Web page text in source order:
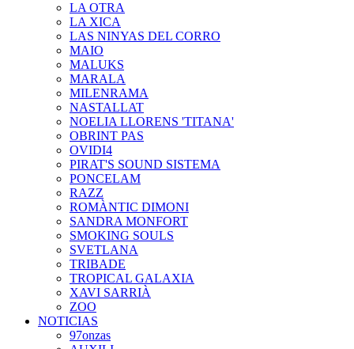
LA OTRA
LA XICA
LAS NINYAS DEL CORRO
MAIO
MALUKS
MARALA
MILENRAMA
NASTALLAT
NOELIA LLORENS 'TITANA'
OBRINT PAS
OVIDI4
PIRAT'S SOUND SISTEMA
PONCELAM
RAZZ
ROMÀNTIC DIMONI
SANDRA MONFORT
SMOKING SOULS
SVETLANA
TRIBADE
TROPICAL GALAXIA
XAVI SARRIÀ
ZOO
NOTICIAS
97onzas